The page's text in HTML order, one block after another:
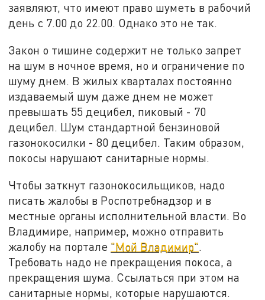
заявляют, что имеют право шуметь в рабочий
день с 7.00 до 22.00. Однако это не так.
Закон о тишине содержит не только запрет
на шум в ночное время, но и ограничение по
шуму днем. В жилых кварталах постоянно
издаваемый шум даже днем не может
превышать 55 децибел, пиковый - 70
децибел. Шум стандартной бензиновой
газонокосилки - 80 децибел. Таким образом,
покосы нарушают санитарные нормы.
Чтобы заткнут газонокосильщиков, надо
писать жалобы в Роспотребнадзор и в
местные органы исполнительной власти. Во
Владимире, например, можно отправить
жалобу на портале "Мой Владимир"
Требовать надо не прекращения покоса, а
прекращения шума. Ссылаться при этом на
санитарные нормы, которые нарушаются.